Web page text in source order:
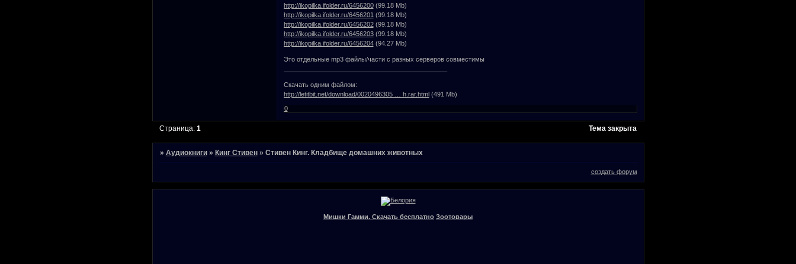
http://ikopilka.ifolder.ru/6456200(99.18 Mb)
http://ikopilka.ifolder.ru/6456201 (99.18 Mb)
http://ikopilka.ifolder.ru/6456202(99.18 Mb)
http://ikopilka.ifolder.ru/6456203(99.18 Mb)
http://ikopilka.ifolder.ru/6456204(94.27 Mb)
Это отдельные mp3 файлы/части с разных серверов совместимы
Скачать одним файлом:
http://letitbit.net/download/0020496305 … h.rar.html(491 Mb)
0
Тема закрыта
Страница: 1
» Аудиокниги » Кинг Стивен » Стивен Кинг. Кладбище домашних животных
создать форум
Мишки Гамми. Скачать бесплатно Зоотовары